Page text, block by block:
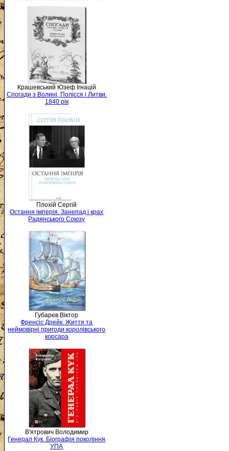
Крашевський Юзеф Ігнацій
Спогади з Волині, Полісся і Литви.
1840 рік
Плохій Сергій
Остання імперія. Занепад і крах
Радянського Союзу
Губарев Віктор
Френсіс Дрейк. Життя та
неймовірні пригоди королівського
корсара
В'ятрович Володимир
Генерал Кук. Біографія покоління
УПА